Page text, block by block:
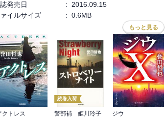
発売日 :
2016.09.15
イルサイズ : 0.6MB
もっと見る
クトレス
続巻入荷
警部補 姫川玲子
ジウ